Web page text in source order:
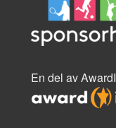
En del av